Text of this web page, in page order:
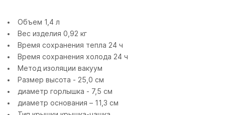
Объем 1,4 л
Вес изделия 0,92 кг
Время сохранения тепла 24 ч
Время сохранения холода 24 ч
Метод изоляции вакуум
Размер высота - 25,0 см
диаметр горлышка - 7,5 см
диаметр основания – 11,3 см